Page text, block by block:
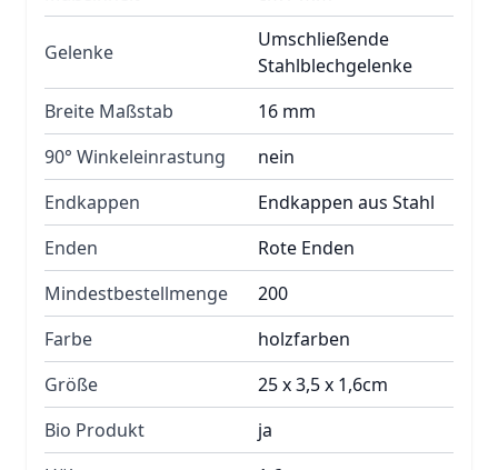
Gelenke
Umschließende
Stahlblechgelenke
Breite Maßstab
16 mm
90° Winkeleinrastung
nein
Endkappen
Endkappen aus Stahl
Enden
Rote Enden
Mindestbestellmenge
200
Farbe
holzfarben
Größe
25 x 3,5 x 1,6cm
Bio Produkt
ja